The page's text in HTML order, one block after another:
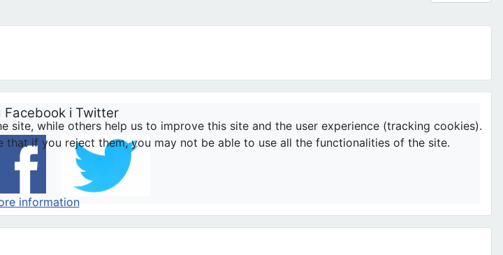
і Twitter
while others help us to improve this site and the user experience (tracking cookies).
if you reject them, you may not be able to use all the functionalities of the site.
information